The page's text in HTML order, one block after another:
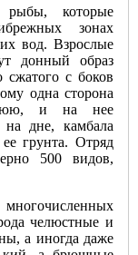
которые
зонах
вод. Взрослые
донный образ
сжатого с боков
одна сторона
и на нее
на дне, камбала
грунта. Отряд
500 видов,
челюстные и
а иногда даже